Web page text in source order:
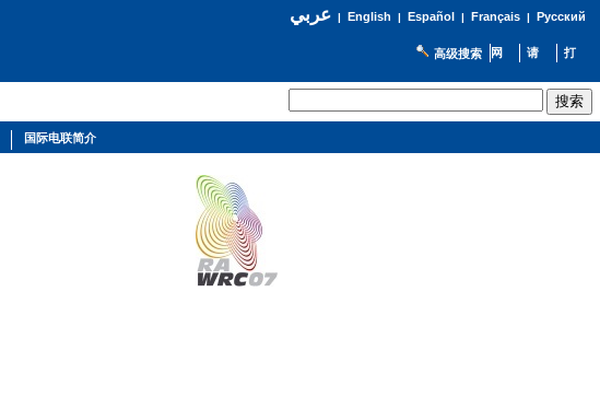
عربي| English | Español | Français| Русский
高级搜索
国际电联简介